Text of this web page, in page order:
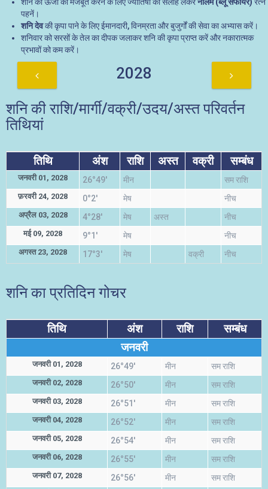
पहनें।
शनि देवकी कृपा पाने के लिए ईमानदारी, विनम्रता और बुजुर्गों की सेवा का अभ्यास करें।
शनिवार को सरसों के तेल का दीपक जलाकर शनि की कृपा प्राप्त करें और नकारात्मक
प्रभावों को कम करें।
2028
शनि की राशि/मार्गी/वक्री/उदय/अस्त परिवर्तन
तिथियां
तिथि अंश राशि अस्त वक्री सम्बंध
जनवरी 01, 2028 26°49' मीन सम राशि
फ़रवरी 24, 2028 0°2' मेष नीच
अप्रैल 03, 2028 4°28' मेष अस्त नीच
मई 09, 2028 9°1' मेष नीच
अगस्त 23, 2028 17°3' मेष वक्री नीच
शनि का प्रतिदिन गोचर
तिथि अंश राशि
सम्बंध
जनवरी
जनवरी 01, 2028 26°49' मीन सम राशि
जनवरी 02, 2028 26°50' मीन सम राशि
जनवरी 03, 2028 26°51' मीन सम राशि
जनवरी 04, 2028 26°52' मीन सम राशि
जनवरी 05, 2028 26°54' मीन सम राशि
जनवरी 06, 2028 26°55' मीन सम राशि
जनवरी 07, 2028 26°56' मीन सम राशि